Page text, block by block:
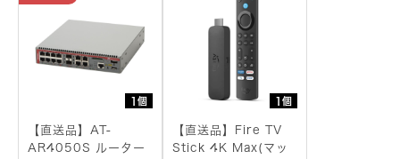
1個
【直送品】AT-
AR4050S ルーター
1個
【直送品】Fire TV
Stick 4K Max(マッ